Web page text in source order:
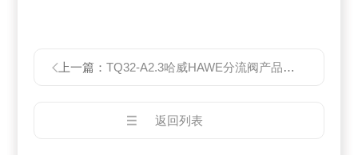
上一篇：TQ32-A2.3哈威HAWE分流阀产品*代理
返回列表